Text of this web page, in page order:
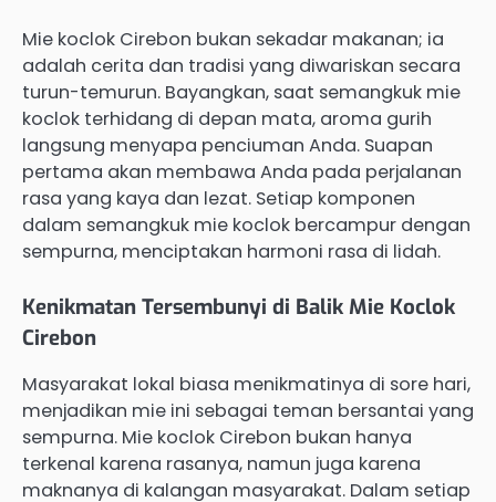
Mie koclok Cirebon bukan sekadar makanan; ia
adalah cerita dan tradisi yang diwariskan secara
turun-temurun. Bayangkan, saat semangkuk mie
koclok terhidang di depan mata, aroma gurih
langsung menyapa penciuman Anda. Suapan
pertama akan membawa Anda pada perjalanan
rasa yang kaya dan lezat. Setiap komponen
dalam semangkuk mie koclok bercampur dengan
sempurna, menciptakan harmoni rasa di lidah.
Kenikmatan Tersembunyi di Balik Mie Koclok
Cirebon
Masyarakat lokal biasa menikmatinya di sore hari,
menjadikan mie ini sebagai teman bersantai yang
sempurna. Mie koclok Cirebon bukan hanya
terkenal karena rasanya, namun juga karena
maknanya di kalangan masyarakat. Dalam setiap